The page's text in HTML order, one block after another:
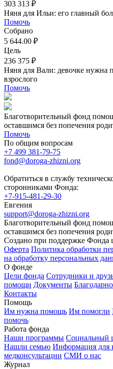
303 313 ₽
Няня для Ильи: его главный
Помочь
Собрано
5 644.00 ₽
Цель
236 375 ₽
Няня для Вали: девочке нужна
взрослого
Помочь
Благотворительный фонд
оставшимся без попечения
Помочь
По общим вопросам
+7 499 381-79-75
fond@doroga-zhizni.org
Обратиться в службу
сторонниками Фонда:
+7-915-481-29-30
Евгения
support@doroga-zhizni.org
Благотворительный фонд
оставшимся без попечения
Создано при поддержке Фонда
Оферта Политика обработки
на обработку персональных
О фонде
Цели фонда Сотрудники и
помощи Документы
Контакты
Помощь
Им нужна помощь Им помогли
помочь
Работа фонда
Наши программы Социальный
Нашли семью Информация для
медконсультации СМИ о нас
Журнал